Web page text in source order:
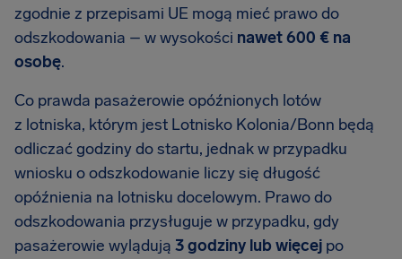
zgodnie z przepisami UE mogą mieć prawo do
odszkodowania – w wysokości nawet600 € na
osobę.
Co prawda pasażerowie opóźnionych lotów
z lotniska, którym jest Lotnisko Kolonia/Bonn będą
odliczać godziny do startu, jednak w przypadku
wniosku o odszkodowanie liczy się długość
opóźnienia na lotnisku docelowym. Prawo do
odszkodowania przysługuje w przypadku, gdy
pasażerowie wylądują 3 godziny lub więcej po